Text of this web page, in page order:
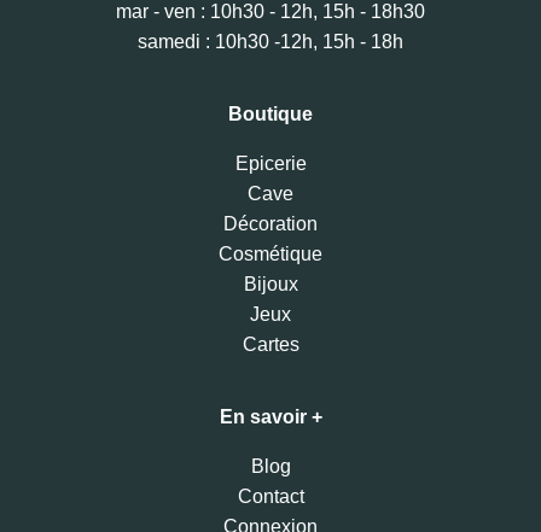
mar - ven : 10h30 - 12h, 15h - 18h30
samedi : 10h30 -12h, 15h - 18h
Boutique
Epicerie
Cave
Décoration
Cosmétique
Bijoux
Jeux
Cartes
En savoir +
Blog
Contact
Connexion